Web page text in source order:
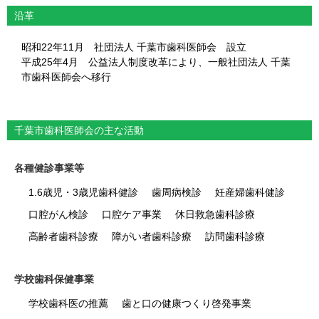
沿革
昭和22年11月 社団法人 千葉市歯科医師会 設立
平成25年4月 公益法人制度改革により、一般社団法人 千葉
市歯科医師会へ移行
千葉市歯科医師会の主な活動
各種健診事業等
1.6歳児・3歳児歯科健診 歯周病検診
妊産婦歯科健診
口腔がん検診
口腔ケア事業
休日救急歯科診療
高齢者歯科診療
障がい者歯科診療 訪問歯科診療
学校歯科保健事業
学校歯科医の推薦 歯と口の健康つくり啓発事業